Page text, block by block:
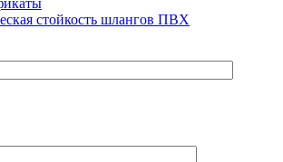
стойкость шлангов ПВХ